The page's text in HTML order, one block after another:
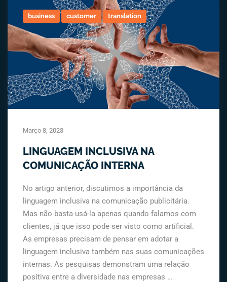
business customer translation
Março 8, 2023
LINGUAGEM INCLUSIVA NA
COMUNICAÇÃO INTERNA
No artigo anterior, discutimos a importância da
linguagem inclusiva na comunicação publicitária.
Mas não basta usá-la apenas quando falamos com
clientes, já que isso pode ser visto como artificial.
As empresas precisam de pensar em adotar a
linguagem inclusiva também nas suas comunicações
internas. As pesquisas demonstram uma relação
positiva entre a diversidade nas empresas …